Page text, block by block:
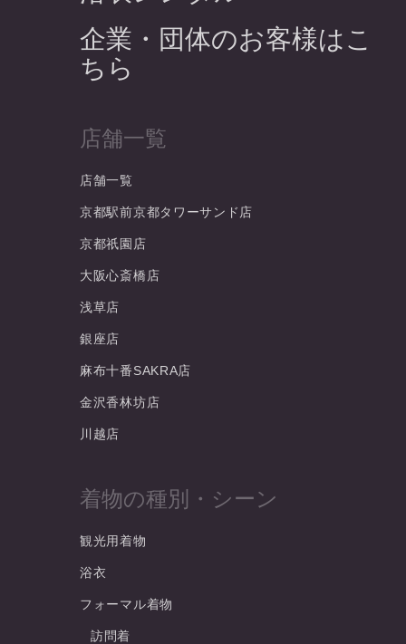
企業・団体のお客様はこ
ちら
店舗一覧
店舗一覧
京都駅前京都タワーサンド店
京都祇園店
大阪心斎橋店
浅草店
銀座店
麻布十番SAKRA店
金沢香林坊店
川越店
着物の種別・シーン
観光用着物
浴衣
フォーマル着物
訪問着